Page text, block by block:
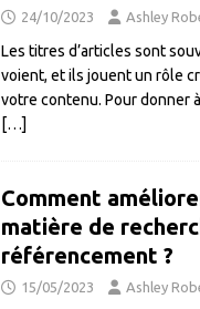
24/10/2023 Ashley
Les titres d’articles sont
voient, et ils jouent un rôle
votre contenu. Pour donner
[…]
Comment
matière de
référencement ?
15/05/2023 Ashley